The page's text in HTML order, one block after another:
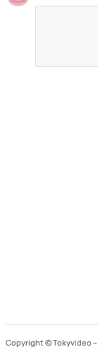
Copyright © Tokyvideo –